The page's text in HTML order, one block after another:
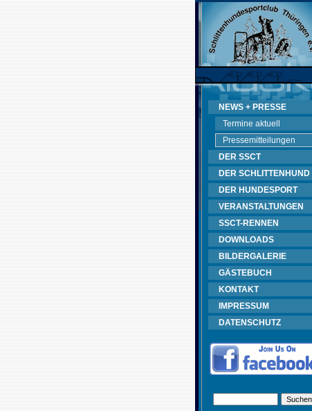
NEWS + PRESSE
Termine aktuell
Pressemitteilungen
DER SSCT
DER SCHLITTENHUND
DER HUNDESPORT
VERANSTALTUNGEN
SSCT-RENNEN
DOWNLOADS
BILDERGALERIE
GÄSTEBUCH
KONTAKT
IMPRESSUM
DATENSCHUTZ